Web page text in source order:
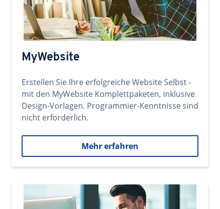
MyWebsite
Erstellen Sie Ihre erfolgreiche Website Selbst -
mit den MyWebsite Komplettpaketen, inklusive
Design-Vorlagen. Programmier-Kenntnisse sind
nicht erforderlich.
Mehr erfahren